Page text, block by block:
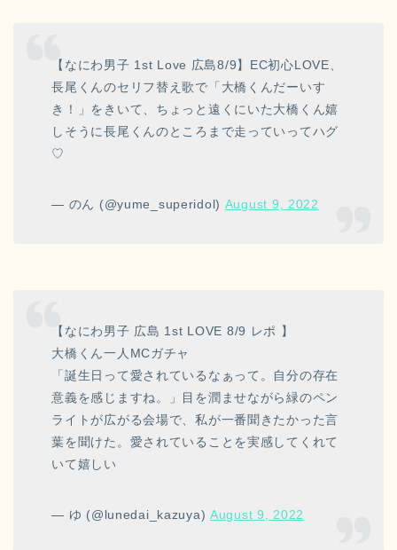
【なにわ男子 1st Love 広島8/9】EC初心LOVE、
長尾くんのセリフ替え歌で「大橋くんだーいす
き！」をきいて、ちょっと遠くにいた大橋くん嬉
しそうに長尾くんのところまで走っていってハグ
♡
— のん (@yume_superidol) August 9, 2022
【なにわ男子 広島 1st LOVE 8/9 レポ 】
大橋くん一人MCガチャ
「誕生日って愛されているなぁって。自分の存在
意義を感じますね。」目を潤ませながら緑のペン
ライトが広がる会場で、私が一番聞きたかった言
葉を聞けた。愛されていることを実感してくれて
いて嬉しい
— ゆ (@lunedai_kazuya)August 9, 2022